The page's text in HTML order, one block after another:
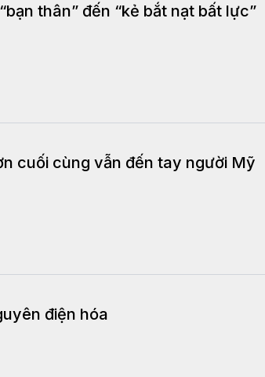
thân” đến “kẻ bắt nạt bất lực”
cuối cùng vẫn đến tay người Mỹ
điện hóa